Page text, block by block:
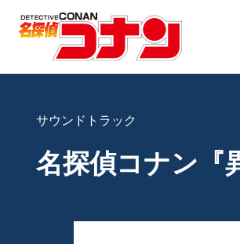
サウンドトラック
名探偵コナン『